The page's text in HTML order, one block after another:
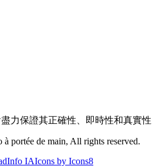
力保證其正確性、即時性和真實
portée de main, All rights reserved.
Info IAIcons by Icons8